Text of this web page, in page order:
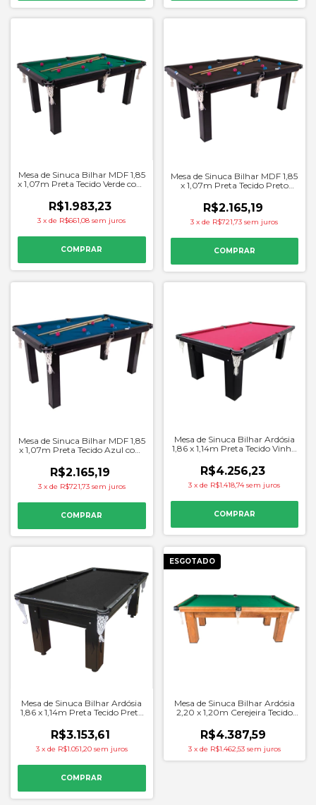
Mesa de Sinuca Bilhar MDF 1,85
x 1,07m Preta Tecido Verde com
R$1.983,23
3 xde R$661,08 sem juros
Mesa de Sinuca Bilhar MDF 1,85
x 1,07m Preta Tecido Preto
R$2.165,19
3 xde R$721,73 sem juros
Mesa de Sinuca Bilhar MDF 1,85
x 1,07m Preta Tecido Azul com
R$2.165,19
3 x de R$721,73 sem juros
Mesa de Sinuca Bilhar Ardósia
1,86 x 1,14m Preta Tecido Vinho
R$4.256,23
3 xde R$1.418,74 sem juros
Mesa de Sinuca Bilhar Ardósia
1,86 x 1,14m Preta Tecido Preto
R$3.153,61
3 x de R$1.051,20 sem juros
ESGOTADO
Mesa de Sinuca Bilhar Ardósia
2,20 x 1,20m Cerejeira Tecido
R$4.387,59
3 x de R$1.462,53 sem juros